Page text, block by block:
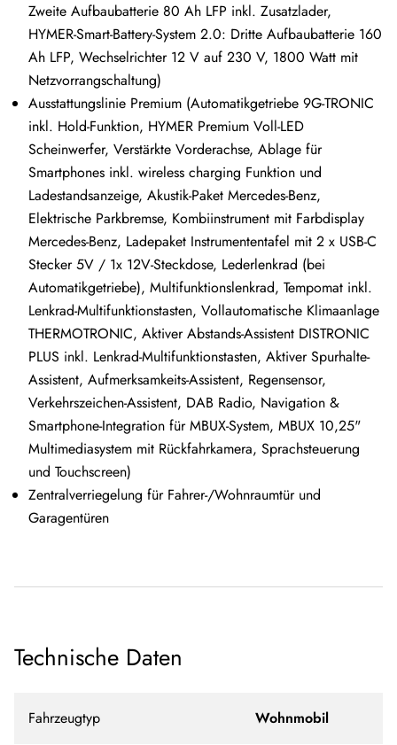
Zweite Aufbaubatterie 80 Ah LFP inkl. Zusatzlader,
HYMER-Smart-Battery-System 2.0: Dritte Aufbaubatterie 160
Ah LFP, Wechselrichter 12 V auf 230 V, 1800 Watt mit
Netzvorrangschaltung)
Ausstattungslinie Premium (Automatikgetriebe 9G-TRONIC
inkl. Hold-Funktion, HYMER Premium Voll-LED
Scheinwerfer, Verstärkte Vorderachse, Ablage für
Smartphones inkl. wireless charging Funktion und
Ladestandsanzeige, Akustik-Paket Mercedes-Benz,
Elektrische Parkbremse, Kombiinstrument mit Farbdisplay
Mercedes-Benz, Ladepaket Instrumententafel mit 2 x USB-C
Stecker 5V / 1x 12V-Steckdose, Lederlenkrad (bei
Automatikgetriebe), Multifunktionslenkrad, Tempomat inkl.
Lenkrad-Multifunktionstasten, Vollautomatische Klimaanlage
THERMOTRONIC, Aktiver Abstands-Assistent DISTRONIC
PLUS inkl. Lenkrad-Multifunktionstasten, Aktiver Spurhalte-
Assistent, Aufmerksamkeits-Assistent, Regensensor,
Verkehrszeichen-Assistent, DAB Radio, Navigation &
Smartphone-Integration für MBUX-System, MBUX 10,25"
Multimediasystem mit Rückfahrkamera, Sprachsteuerung
und Touchscreen)
Zentralverriegelung für Fahrer-/Wohnraumtür und
Garagentüren
Technische Daten
Fahrzeugtyp Wohnmobil